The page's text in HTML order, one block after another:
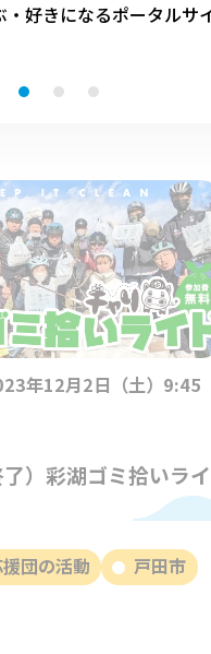
団の活動 戸田市
年12月2日（土）9:45
）彩湖ゴミ拾いライ
団の活動 戸田市
好きになるポータルサ